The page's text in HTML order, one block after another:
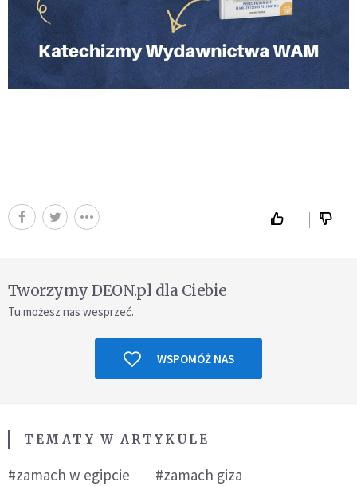
Tworzymy DEON.pl dla Ciebie
Tu możesz nas wesprzeć.
WSPOMÓŻ NAS
TEMATY W ARTYKULE
#zamach w egipcie #zamach giza